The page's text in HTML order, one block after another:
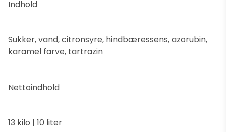
Indhold
Sukker, vand, citronsyre, hindbæressens, azorubin,
karamel farve, tartrazin
Nettoindhold
13 kilo | 10 liter